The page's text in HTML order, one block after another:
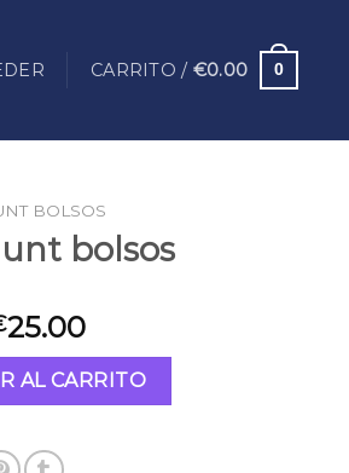
CARRITO / €0.00 0
BOLSOS
bolsos
25.00
AL CARRITO